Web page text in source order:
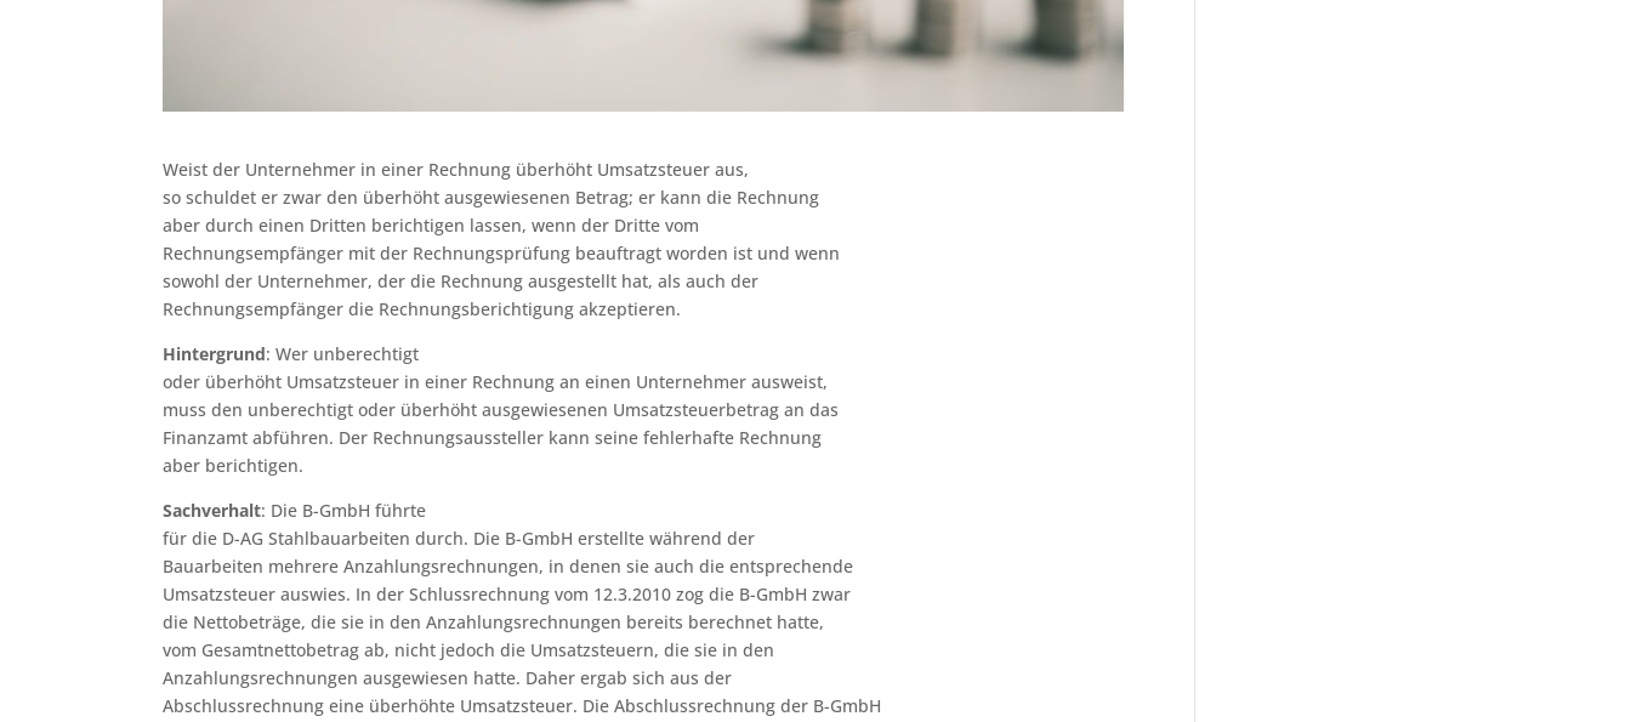
Weist der Unternehmer in einer Rechnung überhöht Umsatzsteuer aus,
so schuldet er zwar den überhöht ausgewiesenen Betrag; er kann die Rechnung
aber durch einen Dritten berichtigen lassen, wenn der Dritte vom
Rechnungsempfänger mit der Rechnungsprüfung beauftragt worden ist und wenn
sowohl der Unternehmer, der die Rechnung ausgestellt hat, als auch der
Rechnungsempfänger die Rechnungsberichtigung akzeptieren.
Hintergrund: Wer unberechtigt
oder überhöht Umsatzsteuer in einer Rechnung an einen Unternehmer ausweist,
muss den unberechtigt oder überhöht ausgewiesenen Umsatzsteuerbetrag an das
Finanzamt abführen. Der Rechnungsaussteller kann seine fehlerhafte Rechnung
aber berichtigen.
Sachverhalt: Die B-GmbH führte
für die D-AG Stahlbauarbeiten durch. Die B-GmbH erstellte während der
Bauarbeiten mehrere Anzahlungsrechnungen, in denen sie auch die entsprechende
Umsatzsteuer auswies. In der Schlussrechnung vom 12.3.2010 zog die B-GmbH zwar
die Nettobeträge, die sie in den Anzahlungsrechnungen bereits berechnet hatte,
vom Gesamtnettobetrag ab, nicht jedoch die Umsatzsteuern, die sie in den
Anzahlungsrechnungen ausgewiesen hatte. Daher ergab sich aus der
Abschlussrechnung eine überhöhte Umsatzsteuer. Die Abschlussrechnung der B-GmbH